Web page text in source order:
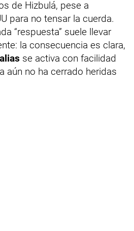
de Hizbulá, pese a
para no tensar la cuerda.
“respuesta” suele llevar
la consecuencia es clara,
se activa con facilidad
aún no ha cerrado heridas